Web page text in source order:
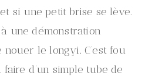
si une petit brise se lève.
une démonstration
nouer le longyi. C’est fou
d’un simple tube de